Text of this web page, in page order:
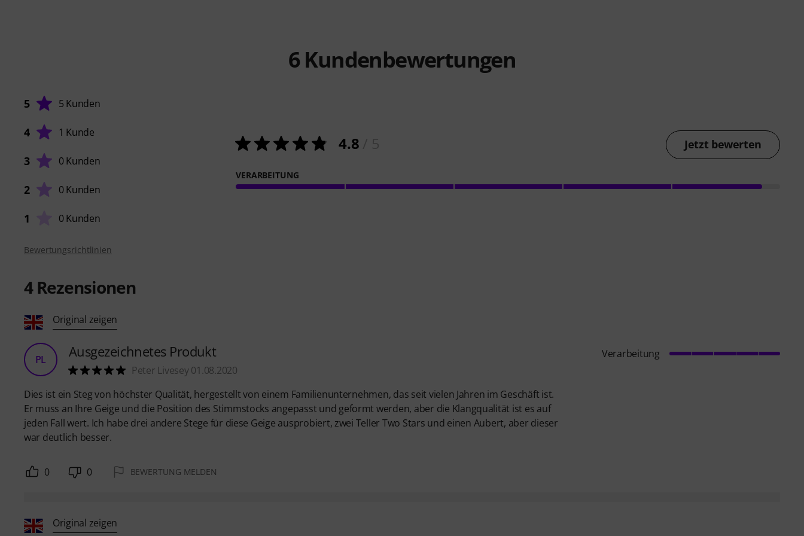
6Kundenbewertungen
5 5 Kunden
4 1 Kunde
3 0 Kunden
2 0 Kunden
1 0 Kunden
4.8 Jetzt bewerten
VERARBEITUNG
Bewertungsrichtlinien
4Rezensionen
Original zeigen
PL Ausgezeichnetes Produkt
Peter Livesey 01.08.2020
Dies ist ein Steg von höchster Qualität, hergestellt von einem Familienunternehmen, das seit vielen Jahren im Geschäft ist.
Er muss an Ihre Geige und die Position des Stimmstocks angepasst und geformt werden, aber die Klangqualität ist es auf
jeden Fall wert. Ich habe drei andere Stege für diese Geige ausprobiert, zwei Teller Two Stars und einen Aubert, aber dieser
war deutlich besser.
Verarbeitung
0 0 BEWERTUNG MELDEN
Original zeigen